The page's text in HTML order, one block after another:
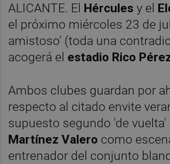
ALICANTE. El Hérculesy el
el próximo miércoles 23 de
amistoso' (toda una
acogerá el estadio Rico
Ambos clubes guardan por
respecto al citado envite
supuesto segundo 'de vuelta'
Martínez Valero como
entrenador del conjunto